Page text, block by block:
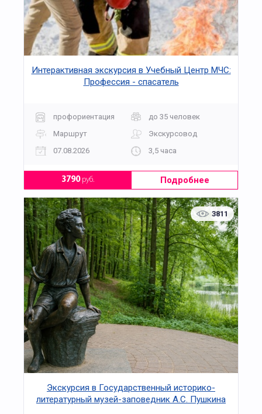
Интерактивная экскурсия в Учебный Центр МЧС:
Профессия - спасатель
профориентация
до 35 человек
Маршрут
Экскурсовод
07.08.2026
3,5 часа
3790руб. Подробнее
3811
Экскурсия в Государственный историко-
литературный музей-заповедник А.С. Пушкина